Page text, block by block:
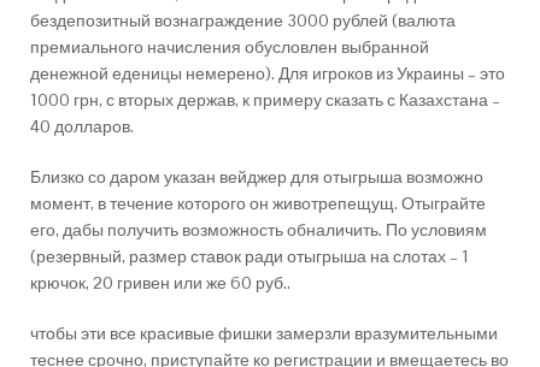
бездепозитный вознаграждение 3000 рублей (валюта
премиального начисления обусловлен выбранной
денежной еденицы немерено). Для игроков из Украины – это
1000 грн, с вторых держав, к примеру сказать с Казахстана –
40 долларов.
Близко со даром указан вейджер для отыгрыша возможно
момент, в течение которого он животрепещущ. Отыграйте
его, дабы получить возможность обналичить. По условиям
(резервный, размер ставок ради отыгрыша на слотах – 1
крючок, 20 гривен или же 60 руб..
чтобы эти все красивые фишки замерзли вразумительными
теснее срочно, приступайте ко регистрации и вмещаетесь во